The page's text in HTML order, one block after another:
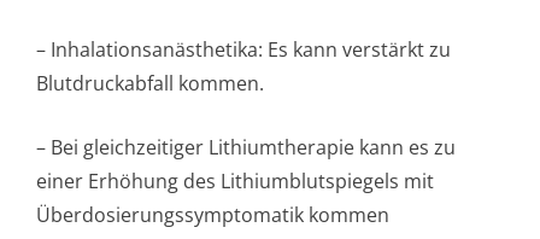
– Inhalationsanästhe­tika: Es kann verstärkt zu
Blutdruckabfall kommen.
– Bei gleichzeitiger Lithiumtherapie kann es zu
einer Erhöhung des Lithiumblutspiegels mit
Überdosierungssym­ptomatik kommen